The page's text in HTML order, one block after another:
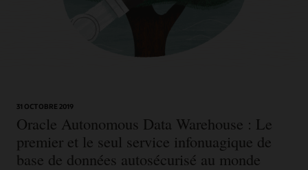
31 OCTOBRE 2019
Oracle Autonomous Data Warehouse : Le
premier et le seul service infonuagique de
base de données autosécurisé au monde